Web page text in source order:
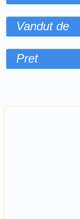
Vandut de
Pret